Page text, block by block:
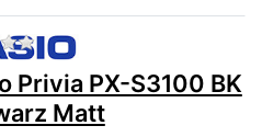
Zu diesem Produkt liegen
Privia PX-S3100 BK
Matt